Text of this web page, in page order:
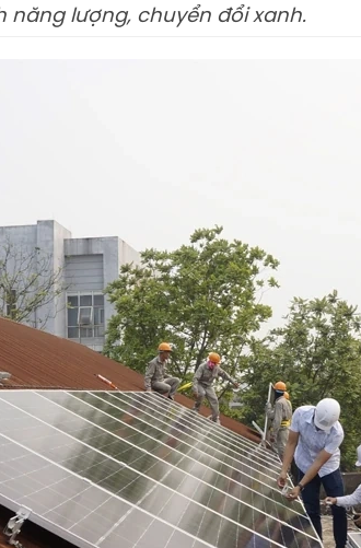
năng lượng, chuyển đổi xanh.